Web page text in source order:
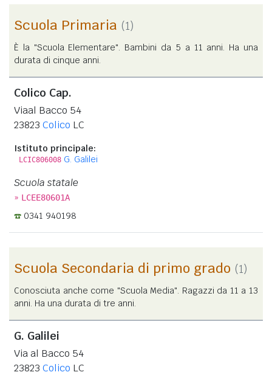
Scuola Primaria (1)
È la "Scuola Elementare". Bambini da 5 a 11 anni. Ha una
durata di cinque anni.
Colico Cap.
Viaal Bacco 54
23823 Colico LC
Istituto principale:
LCIC806008 G. Galilei
Scuola statale
» LCEE80601A
0341 940198
Scuola Secondaria di primo grado (1)
Conosciuta anche come "Scuola Media". Ragazzi da 11 a 13
anni. Ha una durata di tre anni.
G. Galilei
Via al Bacco 54
23823 Colico LC